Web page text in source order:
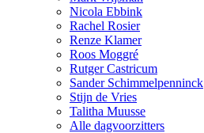
Nicola Ebbink
Rachel Rosier
Renze Klamer
Roos Moggré
Rutger Castricum
Sander Schimmelpenninck
Stijn de Vries
Talitha Muusse
Alle dagvoorzitters